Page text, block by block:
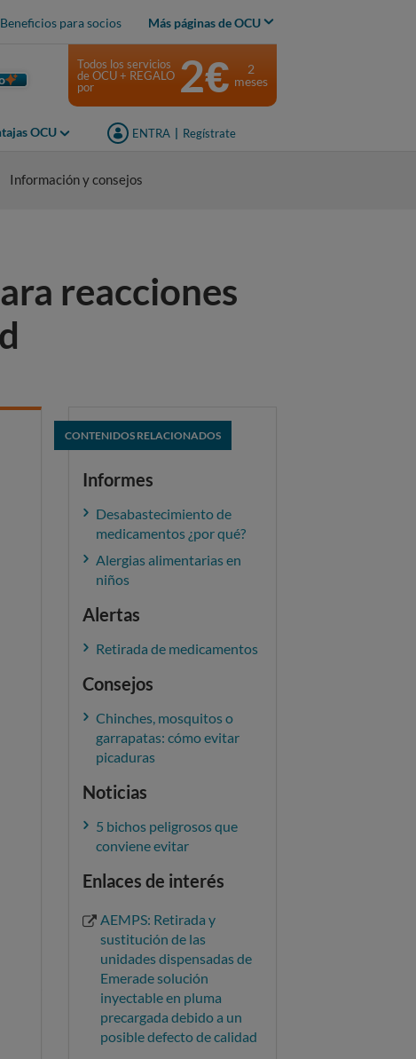
Beneficios para socios Más páginas de OCU
OCU ENTRA Regístrate
Todos los servicios
de OCU + REGALO
por
2€
2
meses
Información y consejos
reacciones
CONTENIDOS RELACIONADOS
Informes
Desabastecimiento de
medicamentos ¿por qué?
Alergias alimentarias en
niños
Alertas
Retirada de medicamentos
Consejos
Chinches, mosquitos o
garrapatas: cómo evitar
picaduras
Noticias
5 bichos peligrosos que
conviene evitar
Enlaces de interés
AEMPS: Retirada y
sustitución de las
unidades dispensadas de
Emerade solución
inyectable en pluma
precargada debido a un
posible defecto de calidad